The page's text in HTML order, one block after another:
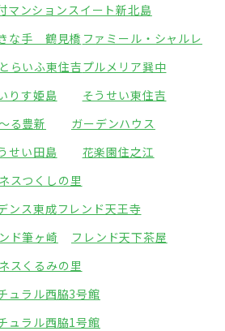
マンション スイート新北島
な手 鶴見橋 ファミール・シャルレ
らいふ東住吉プルメリア巽中
りす姫島
そうせい東住吉
る豊新
ガーデンハウス
せい田島
花楽園住之江
スつくしの里
ンス東成フレンド天王寺
ド筆ヶ崎
フレンド天下茶屋
スくるみの里
ュラル西脇3号館
ュラル西脇1号館